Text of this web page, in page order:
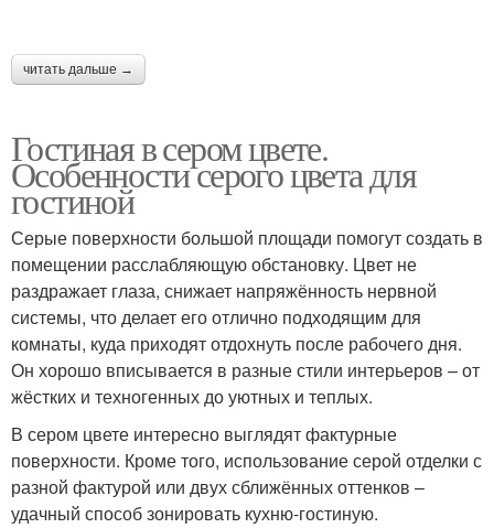
читать дальше →
Гостиная в сером цвете.
Особенности серого цвета для
гостиной
Серые поверхности большой площади помогут создать в
помещении расслабляющую обстановку. Цвет не
раздражает глаза, снижает напряжённость нервной
системы, что делает его отлично подходящим для
комнаты, куда приходят отдохнуть после рабочего дня.
Он хорошо вписывается в разные стили интерьеров – от
жёстких и техногенных до уютных и теплых.
В сером цвете интересно выглядят фактурные
поверхности. Кроме того, использование серой отделки с
разной фактурой или двух сближённых оттенков –
удачный способ зонировать кухню-гостиную.